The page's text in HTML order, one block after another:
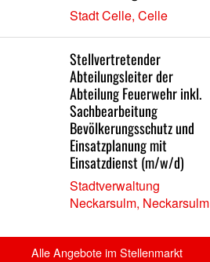
Stadt Celle, Celle
Stellvertretender
Abteilungsleiter der
Abteilung Feuerwehr inkl.
Sachbearbeitung
Bevölkerungsschutz und
Einsatzplanung mit
Einsatzdienst (m/w/d)
Stadtverwaltung
Neckarsulm, Neckarsulm
Alle Angebote im Stellenmarkt